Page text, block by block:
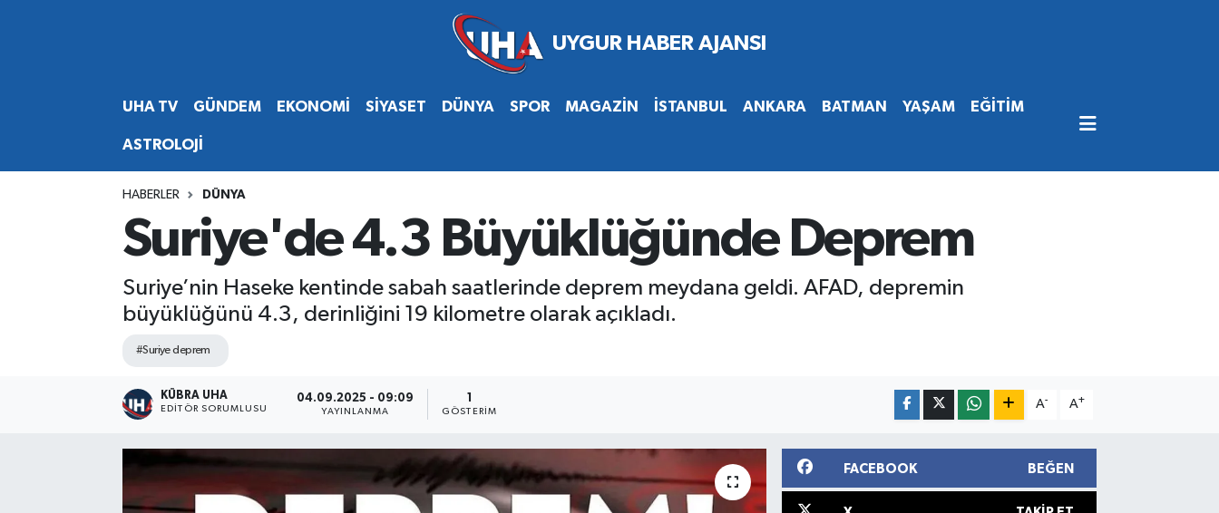
UHA TV GÜNDEM EKONOMİ SİYASET DÜNYA SPOR MAGAZİN İSTANBUL ANKARA BATMAN YAŞAM EĞİTİM
ASTROLOJİ
HABERLER DÜNYA
Suriye'de 4.3 Büyüklüğünde Deprem
Suriye’nin Haseke kentinde sabah saatlerinde deprem meydana geldi. AFAD, depremin
büyüklüğünü 4.3, derinliğini 19 kilometre olarak açıkladı.
#Suriye deprem
KÜBRA UHA
EDİTÖR SORUMLUSU
04.09.2025 - 09:09
YAYINLANMA
1
GÖSTERIM
A- A+
FACEBOOK BEĞEN
Hava Durumu
Süper Lig Puan Durumu ve Fikstür
Tüm Manşetler
Son Dakika Haberleri
Haber Arşivi